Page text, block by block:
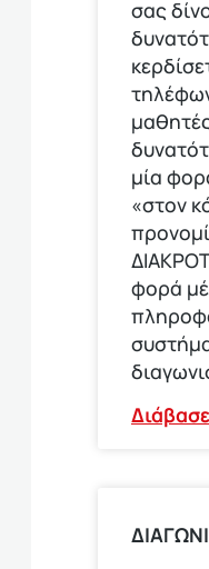
σας
μία
«στον
φορά